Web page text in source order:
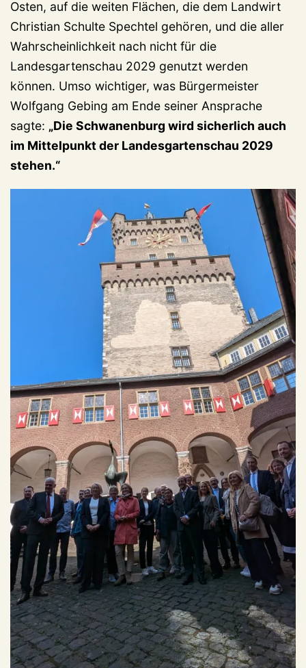
Osten, auf die weiten Flächen, die dem Landwirt
Christian Schulte Spechtel gehören, und die aller
Wahrscheinlichkeit nach nicht für die
Landesgartenschau 2029 genutzt werden
können. Umso wichtiger, was Bürgermeister
Wolfgang Gebing am Ende seiner Ansprache
sagte: „Die Schwanenburg wird sicherlich auch
im Mittelpunkt der Landesgartenschau 2029
stehen.“